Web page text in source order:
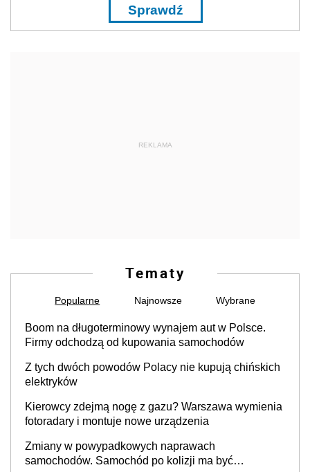
Sprawdź
REKLAMA
Tematy
Popularne Najnowsze Wybrane
Boom na długoterminowy wynajem aut w Polsce.
Firmy odchodzą od kupowania samochodów
Z tych dwóch powodów Polacy nie kupują chińskich
elektryków
Kierowcy zdejmą nogę z gazu? Warszawa wymienia
fotoradary i montuje nowe urządzenia
Zmiany w powypadkowych naprawach
samochodów. Samochód po kolizji ma być